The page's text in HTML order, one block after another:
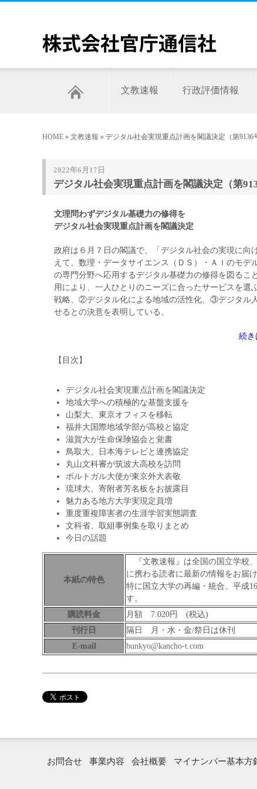
文教速報 行政評価情報
HOME » 文教速報 » デジタル社会実現重点計画を閣議決定（第9136
2022年6月17日
デジタル社会実現重点計画を閣議決定（第
文理問わずデジタル基礎力の修得を
デジタル社会実現重点計画を閣議決定
政府は６月７日の閣議で、「デジタル社会の実現に向
えて、数理・データサイエンス（ＤＳ）・ＡＩのモ
の専門分野へ応用するデジタル基礎力の修得を図る
用により、一人ひとりのニーズに合ったサービスを
戦略、②デジタル化による地域の活性化、③デジタル
せるとの決意を表明している。
続き
【目次】
デジタル社会実現重点計画を閣議決定
地域大学への積極的な基盤支援を
山梨大、東京オフィスを移転
福井大国際地域学部が高校と協定
滋賀大が生命保険協会と覚書
鳥取大、日本海テレビと連携協定
丸山文科審が筑波大高校を訪問
ポルトガル大使が東京外大表敬
琉球大、寄附者芳名板をお披露目
魅力ある地方大学実現定員増
重度重複障害者の生涯学習実態調査
文科省、取組事例集を取りまとめ
今日の話題
本紙の特色
『文教速報』は全国の国立学校
に携わる読者に最新の情報をお届
特に国立大学の再編・統合、平成
す。
購読料金
月額 7.020円 (税込)
刊行日
隔日 月・水・金/祭日は休刊
E-mail
bunkyo@kancho-t.com
お問合せ 事業内容 会社概要 マイナンバー基本方